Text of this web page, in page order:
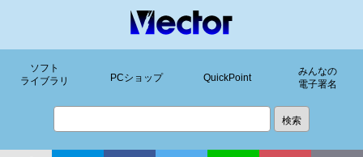
ソフト
ライブラリ
PCショップ QuickPoint
みんなの
電子署名